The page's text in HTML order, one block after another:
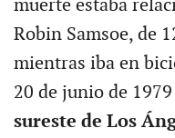
muerte estaba
Robin Samsoe, de
mientras iba en
20 de junio de
sureste de Los